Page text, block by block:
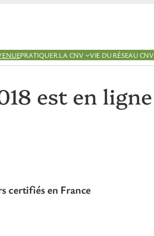
PRATIQUER LA CNV VIE DU RÉSEAU CNV
est en ligne
certifiés en France